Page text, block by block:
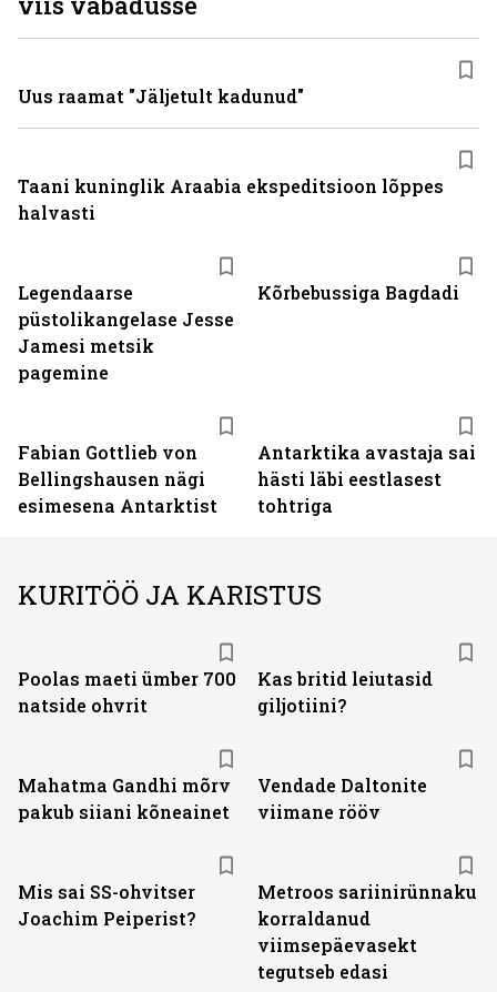
Legendaarse
püstolikangelase Jesse
Jamesi metsik
pagemine
Kõrbebussiga Bagdadi
Fabian Gottlieb von
Bellingshausen nägi
esimesena Antarktist
Antarktika avastaja sai
hästi läbi eestlasest
tohtriga
Uus raamat "Jäljetult kadunud"
Taani kuninglik Araabia ekspeditsioon lõppes
halvasti
KURITÖÖ JA KARISTUS
Poolas maeti ümber 700
natside ohvrit
Kas britid leiutasid
giljotiini?
Mahatma Gandhi mõrv
pakub siiani kõneainet
Vendade Daltonite
viimane rööv
Mis sai SS-ohvitser
Joachim Peiperist?
Metroos sariinirünnaku
korraldanud
viimsepäevasekt
tegutseb edasi